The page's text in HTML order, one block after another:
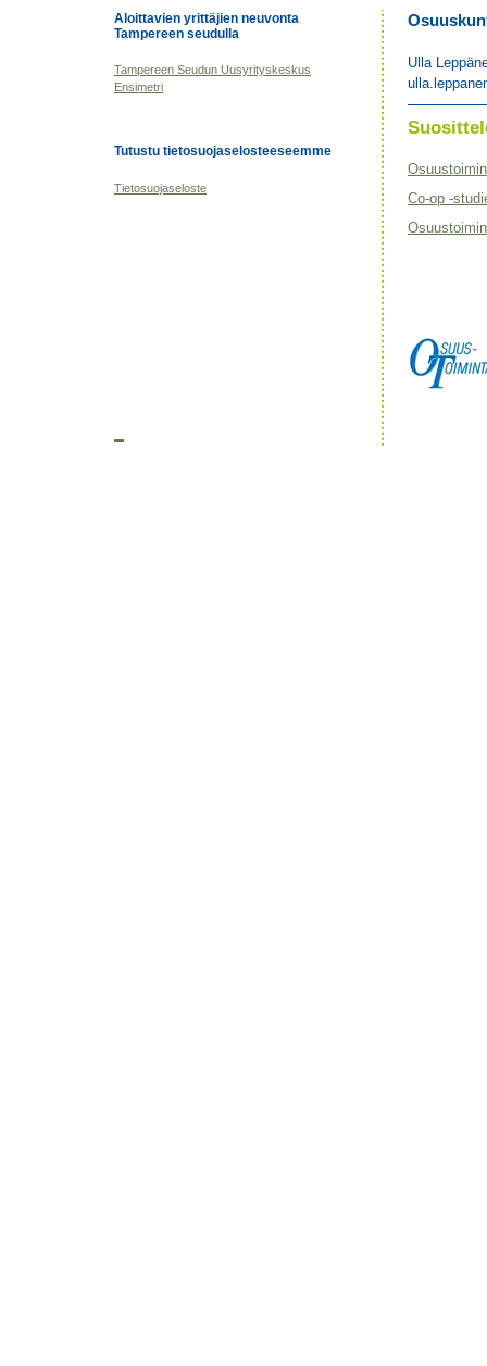
Aloittavien yrittäjien neuvonta
Tampereen seudulla
Tampereen Seudun Uusyrityskeskus
Ensimetri
Tutustu tietosuojaselosteeseemme
Tietosuojaseloste
Ulla
Co-op -